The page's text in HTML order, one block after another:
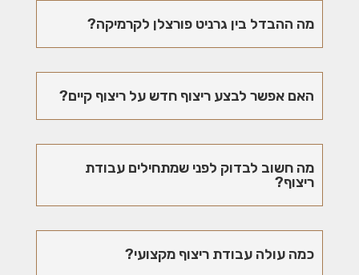
מה ההבדל בין גרניט פורצלן לקרמיקה?
האם אפשר לבצע ריצוף חדש על ריצוף קיים?
מה חשוב לבדוק לפני שמתחילים עבודת
ריצוף?
כמה עולה עבודת ריצוף מקצועי?